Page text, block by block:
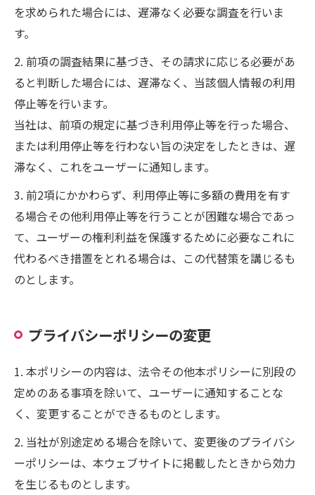
を求められた場合には、遅滞なく必要な調査を行いま
す。
2. 前項の調査結果に基づき、その請求に応じる必要があ
ると判断した場合には、遅滞なく、当該個人情報の利用
停止等を行います。
当社は、前項の規定に基づき利用停止等を行った場合、
または利用停止等を行わない旨の決定をしたときは、遅
滞なく、これをユーザーに通知します。
3. 前2項にかかわらず、利用停止等に多額の費用を有す
る場合その他利用停止等を行うことが困難な場合であっ
て、ユーザーの権利利益を保護するために必要なこれに
代わるべき措置をとれる場合は、この代替策を講じるも
のとします。
プライバシーポリシーの変更
1. 本ポリシーの内容は、法令その他本ポリシーに別段の
定めのある事項を除いて、ユーザーに通知することな
く、変更することができるものとします。
2. 当社が別途定める場合を除いて、変更後のプライバシ
ーポリシーは、本ウェブサイトに掲載したときから効力
を生じるものとします。